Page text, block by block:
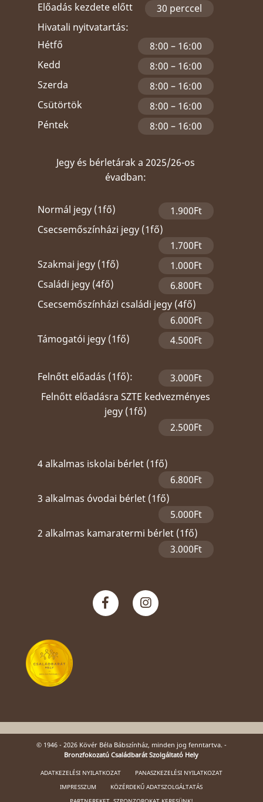
Előadás kezdete előtt
30 perccel
Hivatali nyitvatartás:
Hétfő
8:00 – 16:00
Kedd
8:00 – 16:00
Szerda
8:00 – 16:00
Csütörtök
8:00 – 16:00
Péntek
8:00 – 16:00
Jegy és bérletárak a 2025/26-os
évadban:
Normál jegy (1fő)
1.900Ft
Csecsemőszínházi jegy (1fő)
1.700Ft
Szakmai jegy (1fő)
1.000Ft
Családi jegy (4fő)
6.800Ft
Csecsemőszínházi családi jegy (4fő)
6.000Ft
Támogatói jegy (1fő)
4.500Ft
Felnőtt előadás (1fő):
3.000Ft
Felnőtt előadásra SZTE kedvezményes
jegy (1fő)
2.500Ft
4 alkalmas iskolai bérlet (1fő)
6.800Ft
3 alkalmas óvodai bérlet (1fő)
5.000Ft
2 alkalmas kamaratermi bérlet (1fő)
3.000Ft
© 1946 - 2026 Kövér Béla Bábszínház, minden jog fenntartva. -
Bronzfokozatú Családbarát Szolgáltató Hely
ADATKEZELÉSI NYILATKOZAT
PANASZKEZELÉSI NYILATKOZAT
IMPRESSZUM
KÖZÉRDEKŰ ADATSZOLGÁLTATÁS